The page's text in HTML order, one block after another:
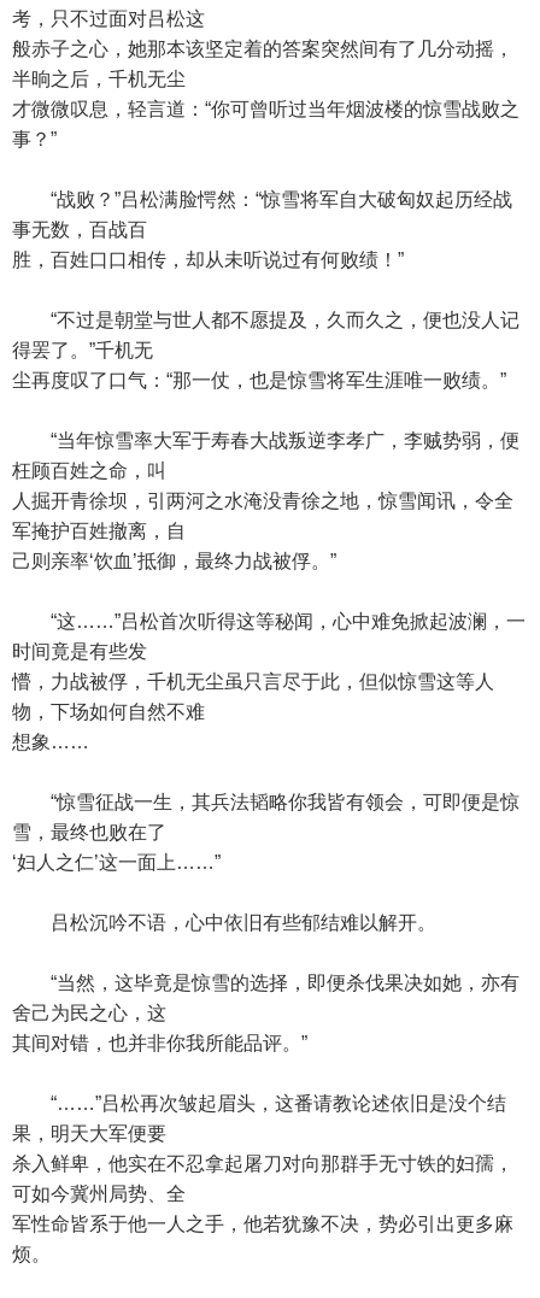
考，只不过面对吕松这
般赤子之心，她那本该坚定着的答案突然间有了几分动摇，
半晌之后，千机无尘
才微微叹息，轻言道：“你可曾听过当年烟波楼的惊雪战败之
事？”
“战败？”吕松满脸愕然：“惊雪将军自大破匈奴起历经战
事无数，百战百
胜，百姓口口相传，却从未听说过有何败绩！”
“不过是朝堂与世人都不愿提及，久而久之，便也没人记
得罢了。”千机无
尘再度叹了口气：“那一仗，也是惊雪将军生涯唯一败绩。”
“当年惊雪率大军于寿春大战叛逆李孝广，李贼势弱，便
枉顾百姓之命，叫
人掘开青徐坝，引两河之水淹没青徐之地，惊雪闻讯，令全
军掩护百姓撤离，自
己则亲率‘饮血’抵御，最终力战被俘。”
“这……”吕松首次听得这等秘闻，心中难免掀起波澜，一
时间竟是有些发
懵，力战被俘，千机无尘虽只言尽于此，但似惊雪这等人
物，下场如何自然不难
想象……
“惊雪征战一生，其兵法韬略你我皆有领会，可即便是惊
雪，最终也败在了
‘妇人之仁’这一面上……”
吕松沉吟不语，心中依旧有些郁结难以解开。
“当然，这毕竟是惊雪的选择，即便杀伐果决如她，亦有
舍己为民之心，这
其间对错，也并非你我所能品评。”
“……”吕松再次皱起眉头，这番请教论述依旧是没个结
果，明天大军便要
杀入鲜卑，他实在不忍拿起屠刀对向那群手无寸铁的妇孺，
可如今冀州局势、全
军性命皆系于他一人之手，他若犹豫不决，势必引出更多麻
烦。